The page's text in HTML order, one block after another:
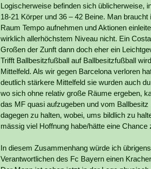
Logischerweise befinden sich üblicherweise,
18-21 Körper und 36 – 42 Beine. Man
Raum Tempo aufnehmen und Aktionen
wirklich allerhöchstem Niveau nicht. Ein
Großen der Zunft dann doch eher ein
Trifft Ballbesitzfußball auf Ballbesitzfußball
Mittelfeld. Als wir gegen Barcelona verloren
deutlich stärkere Mittelfeld sie wurden auch
wo sich ohne relativ große Räume ergeben,
das MF quasi aufzugeben und vom
dagegen zu halten, wobei, ums bildlich zu
mässig viel Hoffnung habe/hätte eine Chance
In diesem Zusammenhang würde ich
Verantwortlichen des Fc Bayern einen